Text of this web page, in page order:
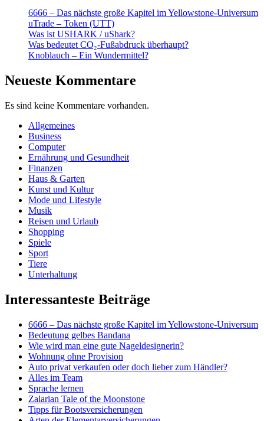
6666 – Das nächste große Kapitel im Yellowstone-Universum
uTrade – Token (UTT)
Was ist USHARK / uShark?
Was bedeutet CO₂-Fußabdruck überhaupt?
Knoblauch – Ein Wundermittel?
Neueste Kommentare
Es sind keine Kommentare vorhanden.
Allgemeines
Business
Computer
Ernährung und Gesundheit
Finanzen
Haus & Garten
Kunst und Kultur
Mode und Lifestyle
Musik
Reisen und Urlaub
Shopping
Spiele
Sport
Tiere
Unterhaltung
Interessanteste Beiträge
6666 – Das nächste große Kapitel im Yellowstone-Universum
Bedeutung gelbes Bandana
Wie wird man eine gute Nageldesignerin?
Wohnung ohne Provision
Auto privat verkaufen oder doch lieber zum Händler?
Alles im Team
Sprache lernen
Zalarian Tale of the Moonstone
Tipps für Bootsversicherungen